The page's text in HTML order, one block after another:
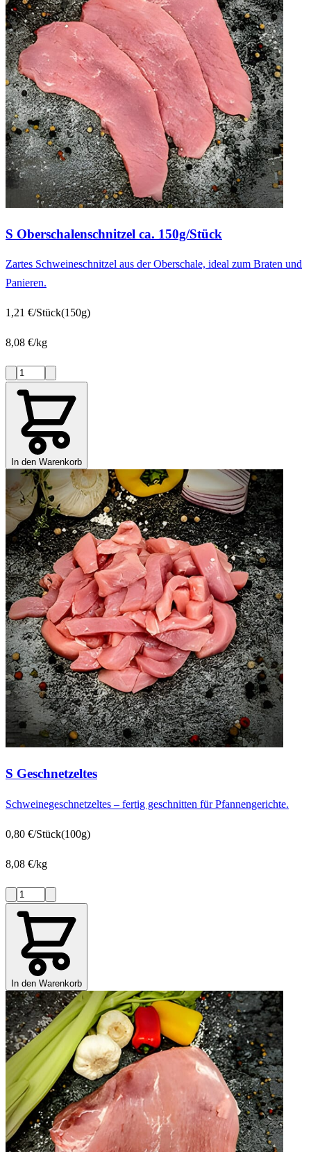
S Oberschalenschnitzel ca. 150g/Stück
Zartes Schweineschnitzel aus der Oberschale, ideal zum Braten und
Panieren.
1,21 €/Stück(150g)
8,08 €/kg
In den Warenkorb
S Geschnetzeltes
Schweinegeschnetzeltes – fertig geschnitten für Pfannengerichte.
0,80 €/Stück(100g)
8,08 €/kg
In den Warenkorb